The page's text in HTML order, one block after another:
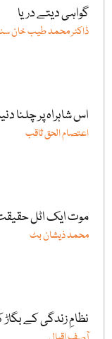
گواہی دیتے دریا
ڈاکٹر محمد طیب خان
اس شاہراہ پر چلنا
اعتصام الحق ثاقب
موت ایک اٹل
محمد ذیشان بٹ
نظامِ زندگی کے